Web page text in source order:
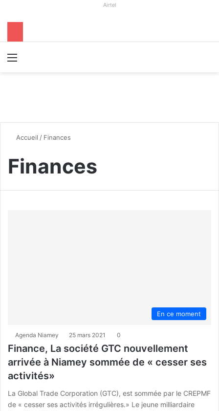
Airtel
Accueil / Finances
Finances
En ce moment
Agenda Niamey 25 mars 2021 0
Finance, La société GTC nouvellement
arrivée à Niamey sommée de « cesser ses
activités»
La Global Trade Corporation (GTC), est sommée par le CREPMF
de « cesser ses activités irrégulières.» Le jeune milliardaire